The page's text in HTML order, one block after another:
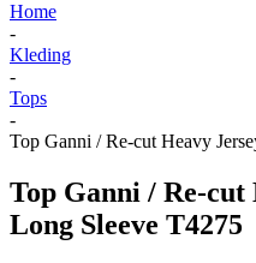
Home
-
Kleding
-
Tops
-
Top Ganni / Re-cut Heavy
Top Ganni / Re-cut
Long Sleeve T4275